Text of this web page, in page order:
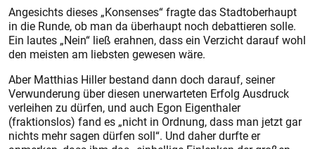
Angesichts dieses „Konsenses“ fragte das Stadtoberhaupt
in die Runde, ob man da überhaupt noch debattieren solle.
Ein lautes „Nein“ ließ erahnen, dass ein Verzicht da­rauf wohl
den meisten am liebsten gewesen wäre.
Aber Matthias Hiller bestand dann doch darauf, seiner
Verwunderung über diesen unerwarteten Erfolg Ausdruck
verleihen zu dürfen, und auch Egon Eigenthaler
(fraktionslos) fand es „nicht in Ordnung, dass man jetzt gar
nichts mehr sagen dürfen soll“. Und daher durfte er